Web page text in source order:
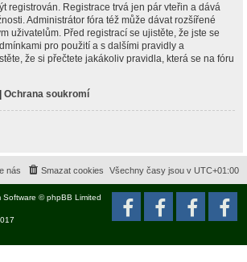
registrován. Registrace trvá jen pár vteřin a dává
Administrátor fóra též může dávat rozšířené
uživatelům. Před registrací se ujistěte, že jste se
pro použití a s dalšími pravidly a
že si přečtete jakákoliv pravidla, která se na fóru
| Ochrana soukromí
Všechny časy jsou v UTC+01:00
Smazat cookies
nás
Software © phpBB Limited